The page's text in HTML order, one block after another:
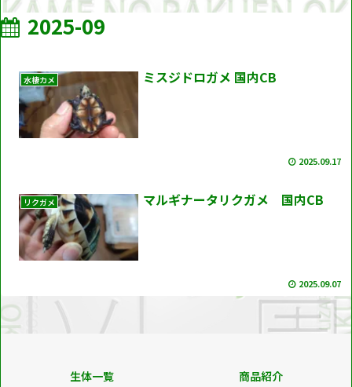
2025-09
水棲カメ ミスジドロガメ 国内CB
2025.09.17
リクガメ マルギナータリクガメ 国内CB
2025.09.07
生体一覧
商品紹介